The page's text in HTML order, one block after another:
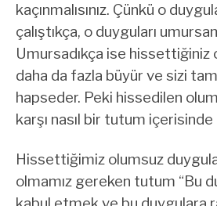
kaçınmalısınız. Çünkü o
çalıştıkça, o duyguları
Umursadıkça ise hissettiğiniz
daha da fazla büyür ve sizi
hapseder. Peki hissedilen
karşı nasıl bir tutum içerisinde
Hissettiğimiz olumsuz
olmamız gereken tutum “Bu